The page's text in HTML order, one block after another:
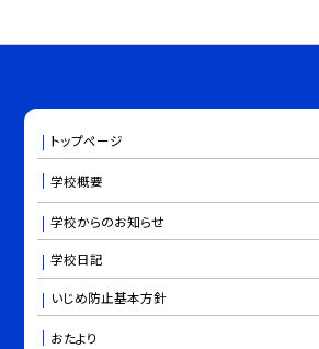
トップページ
学校概要
学校からのお知らせ
学校日記
いじめ防止基本方針
おたより